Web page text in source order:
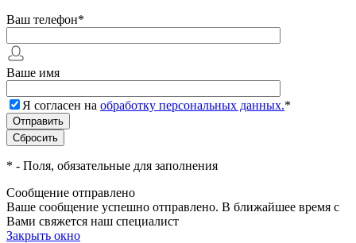
Ваш телефон*
Ваше имя
Я согласен на обработку персональных данных.*
* - Поля, обязательные для заполнения
Сообщение отправлено
Ваше сообщение успешно отправлено. В ближайшее время с
Вами свяжется наш специалист
Закрыть окно